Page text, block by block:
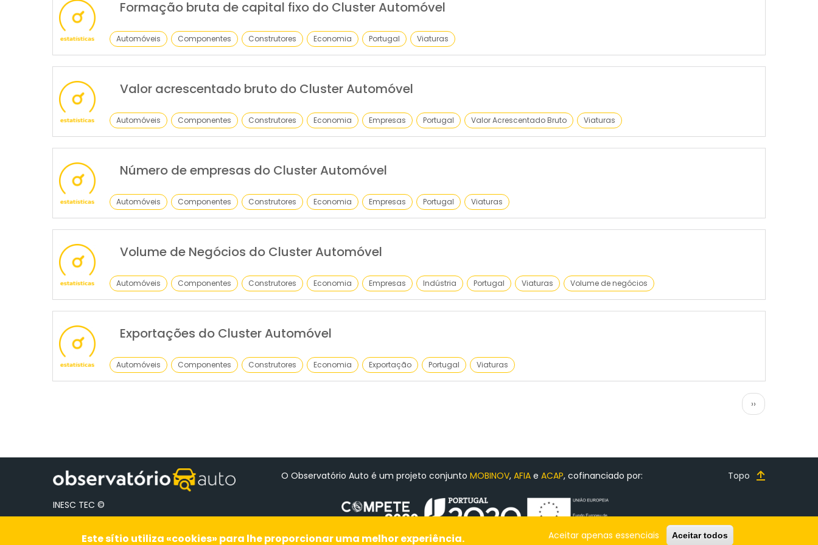
Formação bruta de capital fixo do Cluster Automóvel
Automóveis Componentes Construtores Economia Portugal Viaturas
Valor acrescentado bruto do Cluster Automóvel
Automóveis Componentes Construtores Economia Empresas Portugal Valor Acrescentado Bruto Viaturas
Número de empresas do Cluster Automóvel
Automóveis Componentes Construtores Economia Empresas Portugal Viaturas
Volume de Negócios do Cluster Automóvel
Automóveis Componentes Construtores Economia Empresas Indústria Portugal Viaturas Volume de negócios
Exportações do Cluster Automóvel
Automóveis Componentes Construtores Economia Exportação Portugal Viaturas
Próxima
página
››
INESC TEC ©
O Observatório Auto é um projeto conjunto MOBINOV, AFIA e ACAP, cofinanciado por:
Ficha de Projeto
Topo
Este sítio utiliza «cookies» para lhe proporcionar uma melhor experiência. Aceitar apenas essenciais Aceitar todos